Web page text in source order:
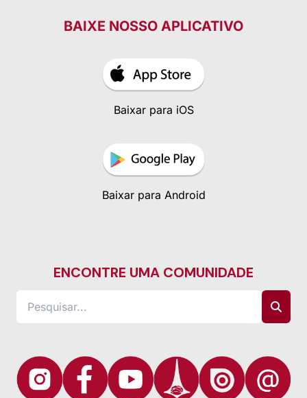
BAIXE NOSSO APLICATIVO
Baixar para iOS
Baixar para Android
ENCONTRE UMA COMUNIDADE